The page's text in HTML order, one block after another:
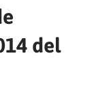
del